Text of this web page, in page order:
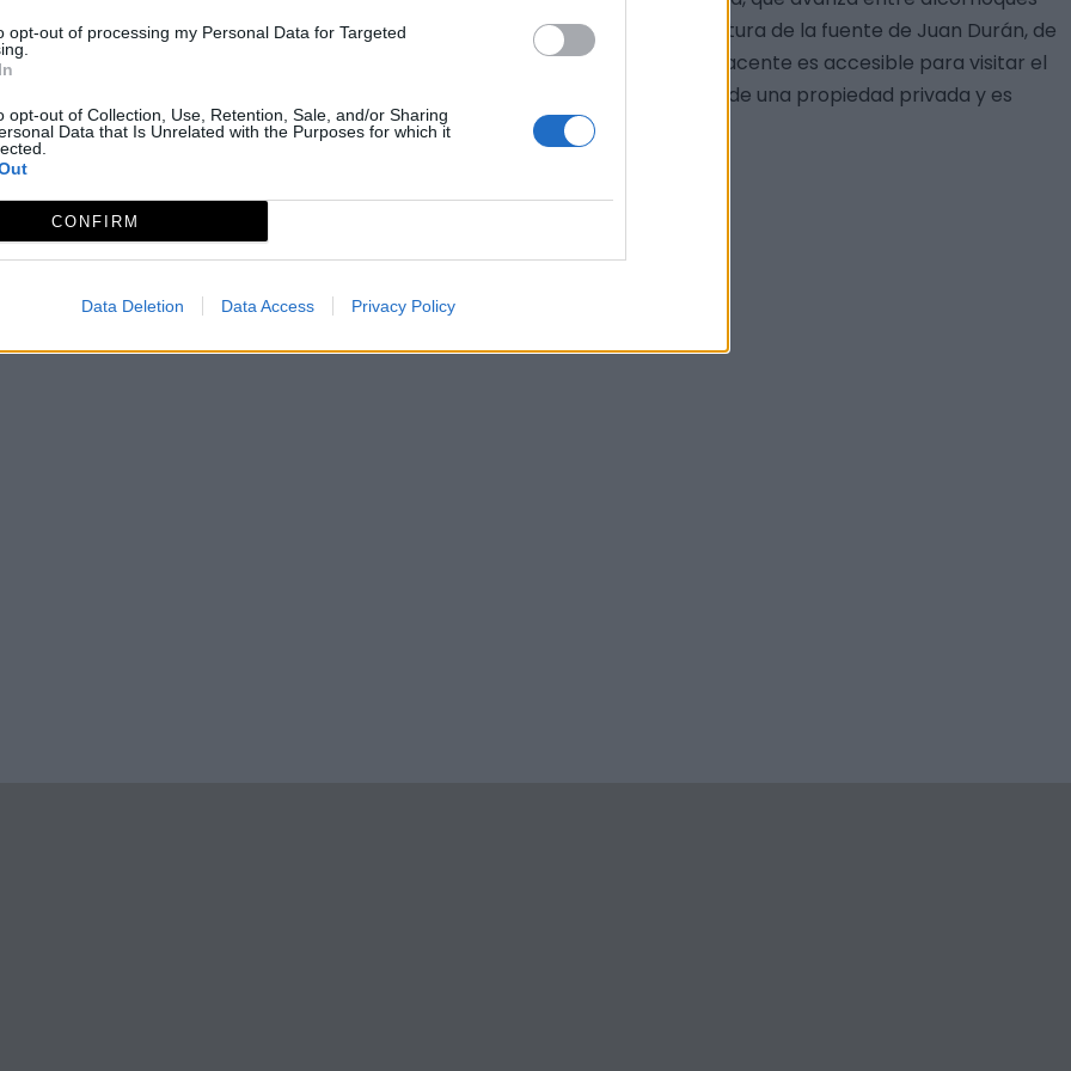
opt-out of processing my Personal Data for Targeted
opt-out of Collection, Use, Retention, Sale, and/or Sharing
Data that Is Unrelated with the Purposes for which it
CONFIRM
Data Deletion Data Access Privacy Policy
para cruzar posteriormente la carretera de La Codosera (BA-132) a la altura de la fuente de Juan Durán, de
que indica el final del itinerario en el camino del Alcornocón. La cancela adyacente es accesible para visitar el
poniendo especial atención en mantenerla cerrada ya que se trata de una propiedad privada y es
1-2-2-3